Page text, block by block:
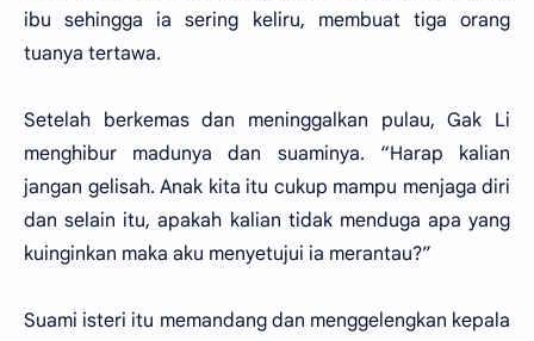
ibu sehingga ia sering keliru, membuat tiga orang
tuanya tertawa.
Setelah berkemas dan meninggalkan pulau, Gak Li
menghibur madunya dan suaminya. “Harap kalian
jangan gelisah. Anak kita itu cukup mampu menjaga diri
dan selain itu, apakah kalian tidak menduga apa yang
kuinginkan maka aku menyetujui ia merantau?”
Suami isteri itu memandang dan menggelengkan kepala